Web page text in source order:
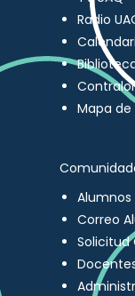
Radio
Mapa de
Alumnos
Correo
Solicitud